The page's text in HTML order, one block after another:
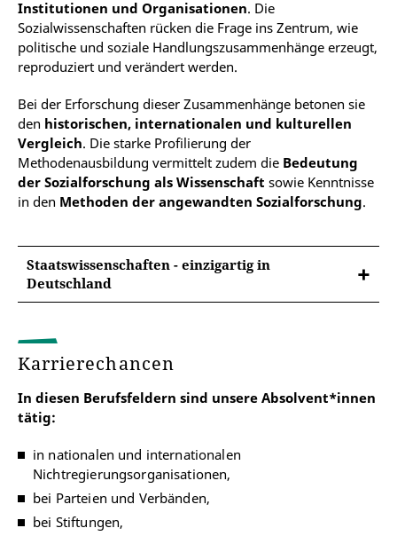
Institutionen und Organisationen. Die
Sozialwissenschaften rücken die Frage ins Zentrum, wie
politische und soziale Handlungszusammenhänge erzeugt,
reproduziert und verändert werden.
Bei der Erforschung dieser Zusammenhänge betonen sie
den historischen, internationalen und kulturellen
Vergleich. Die starke Profilierung der
Methodenausbildung vermittelt zudem die Bedeutung
der Sozialforschung als Wissenschaft sowie Kenntnisse
in den Methoden der angewandten Sozialforschung.
Staatswissenschaften - einzigartig in
Deutschland
Karrierechancen
In diesen Berufsfeldern sind unsere Absolvent*innen
tätig:
in nationalen und internationalen
Nichtregierungsorganisationen,
bei Parteien und Verbänden,
bei Stiftungen,